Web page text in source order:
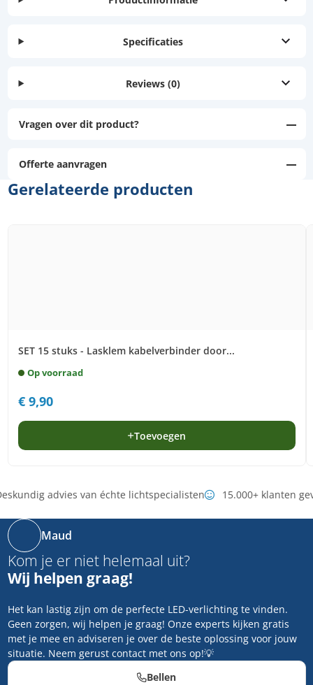
Specificaties
Reviews (0)
Vragen over dit product?
Offerte aanvragen
Gerelateerde producten
SET 15 stuks - Lasklem kabelverbinder door...
Op voorraad
€9,90
Toevoegen
advies van échte lichtspecialisten 15.000+ klanten
Maud
Kom je er niet helemaal uit?
Wij helpen graag!
Het kan lastig zijn om de perfecte LED-verlichting te vinden.
Geen zorgen, wij helpen je graag! Onze experts kijken gratis
met je mee en adviseren je over de beste oplossing voor jouw
situatie. Neem gerust contact met ons op!💡
Bellen